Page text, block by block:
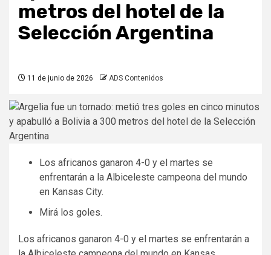
metros del hotel de la
Selección Argentina
11 de junio de 2026 ADS Contenidos
Los africanos ganaron 4-0 y el martes se
enfrentarán a la Albiceleste campeona del mundo
en Kansas City.
Mirá los goles.
Los africanos ganaron 4-0 y el martes se enfrentarán a